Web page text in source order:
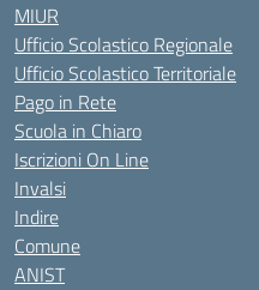
MIUR
Ufficio Scolastico Regionale
Ufficio Scolastico Territoriale
Pago in Rete
Scuola in Chiaro
Iscrizioni On Line
Invalsi
Indire
Comune
ANIST